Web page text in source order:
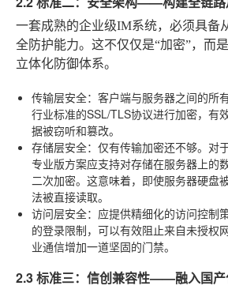
一套成熟的企业级IM系统，必须具备
全防护能力。这不仅仅是“加密”，而
立体化防御体系。
传输层安全：客户端与服务器之间的所
行业标准的SSL/TLS协议进行加密，有
据被窃听和篡改。
存储层安全：仅有传输加密还不够。对
专业版方案应支持对存储在服务器上的
二次加密。这意味着，即使服务器硬盘
法被直接读取。
访问层安全：应提供精细化的访问控制
的登录限制，可以有效阻止来自未授权
业通信增加一道坚固的门禁。
2.3 标准三：信创兼容性——融入国产